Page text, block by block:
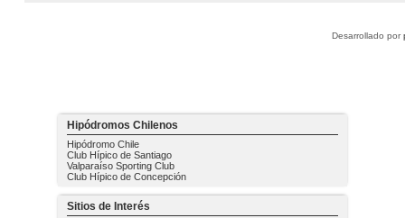
Desarrollado por
Hipódromos Chilenos
Hipódromo Chile
Club Hípico de Santiago
Valparaíso Sporting Club
Club Hípico de Concepción
Sitios de Interés